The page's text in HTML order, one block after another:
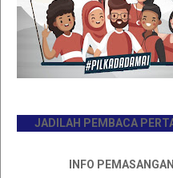
JADILAH PEMBACA
INFO PEMASANGAN